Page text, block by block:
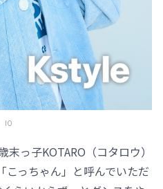
IO
っ子KOTARO（コタロウ）
こっちゃん」と呼んでいただ